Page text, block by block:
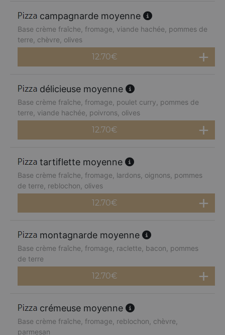
campagnarde moyenne
Base crème fraîche, fromage, viande hachée, pommes de
terre, chèvre, olives
12.70€
délicieuse moyenne
Base crème fraîche, fromage, poulet curry, pommes de
terre, viande hachée, poivrons, olives
12.70€
tartiflette moyenne
Base crème fraîche, fromage, lardons, oignons, pommes
de terre, reblochon, olives
12.70€
montagnarde moyenne
Base crème fraîche, fromage, raclette, bacon, pommes
de terre
12.70€
crémeuse moyenne
Base crème fraîche, fromage, reblochon, chèvre,
parmesan